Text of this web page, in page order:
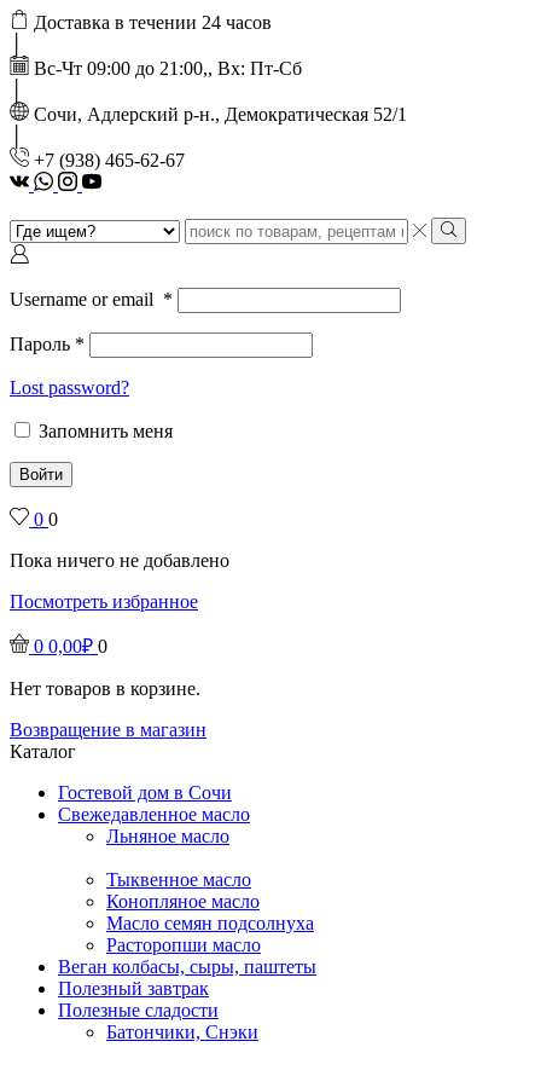
Доставка в течении 24 часов
Вс-Чт 09:00 до 21:00,, Вх: Пт-Сб
Сочи, Адлерский р-н., Демократическая 52/1
‭+7 (938) 465-62-67‬
vk Whatsapp
Instagram
Youtube
Search
input
Search
Username or email *
Пароль *
Lost password?
Запомнить меня
Войти
0 0
Пока ничего не добавлено
Посмотреть избранное
0 0,00₽ 0
Нет товаров в корзине.
Возвращение в магазин
Каталог
Гостевой дом в Сочи
Свежедавленное масло
Льняное масло
Тыквенное масло
Конопляное масло
Масло семян подсолнуха
Расторопши масло
Веган колбасы, сыры, паштеты
Полезный завтрак
Полезные сладости
Батончики, Снэки